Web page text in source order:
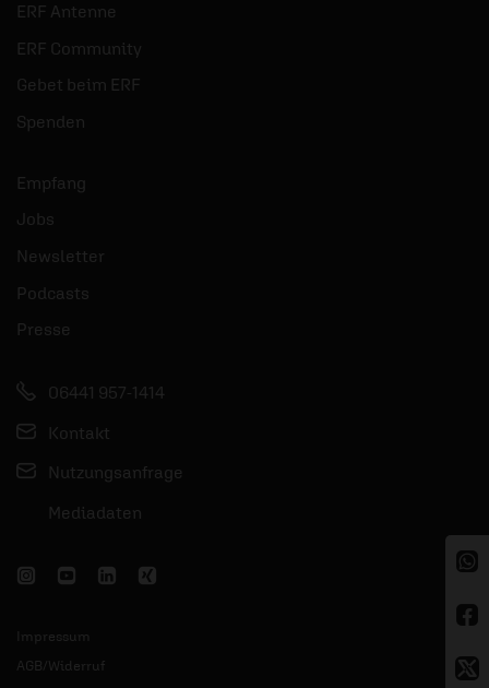
ERF Antenne
ERF Community
Gebet beim ERF
Spenden
Empfang
Jobs
Newsletter
Podcasts
Presse
06441 957-1414
Kontakt
Nutzungsanfrage
Mediadaten
Impressum
AGB/Widerruf